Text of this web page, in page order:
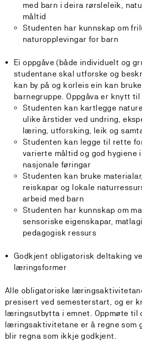
med barn i deira rørsleleik,
måltid
Studenten har kunnskap om
naturopplevingar for barn
Ei oppgåve (både individuelt og
studentane skal utforske og
kan by på og korleis ein kan
barnegruppe. Oppgåva er knytt
Studenten kan kartlegge
ulike årstider ved undring,
læring, utforsking, leik og
Studenten kan legge til rette
varierte måltid og god hygiene
nasjonale føringar
Studenten kan bruke
reiskapar og lokale
arbeid med barn
Studenten har kunnskap om
sensoriske eigenskapar,
pedagogisk ressurs
Godkjent obligatorisk deltaking
læringsformer
Alle obligatoriske
presisert ved semesterstart, og er
læringsutbytta i emnet. Oppmøte til
læringsaktivitetane er å regne som
blir regna som ikkje godkjent.